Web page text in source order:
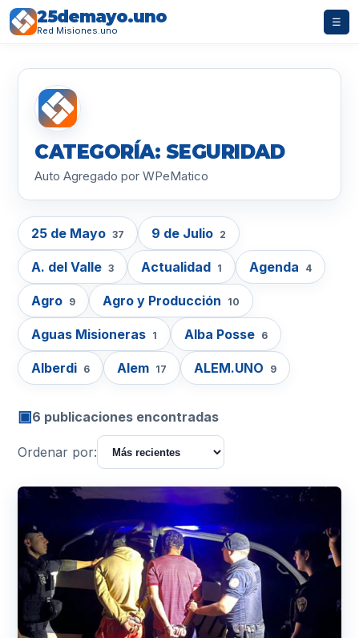
25demayo.uno
Red Misiones.uno
☰
CATEGORÍA: SEGURIDAD
Auto Agregado por WPeMatico
25 de Mayo 37 9 de Julio 2
A. del Valle 3 Actualidad 1 Agenda 4
Agro 9 Agro y Producción 10
Aguas Misioneras 1 Alba Posse 6
Alberdi 6 Alem 17 ALEM.UNO 9
▣6 publicaciones encontradas
Ordenar por: